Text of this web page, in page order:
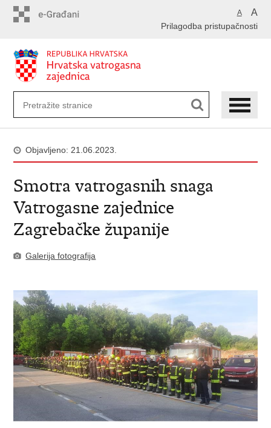
A A
Prilagodba pristupačnosti
Objavljeno: 21.06.2023.
Smotra vatrogasnih snaga
Vatrogasne zajednice
Zagrebačke županije
Galerija fotografija